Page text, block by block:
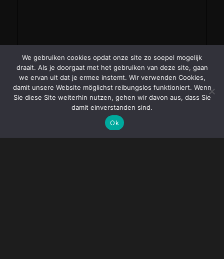
We gebruiken cookies opdat onze site zo soepel mogelijk
draait. Als je doorgaat met het gebruiken van deze site, gaan
we ervan uit dat je ermee instemt. Wir verwenden Cookies,
damit unsere Website möglichst reibungslos funktioniert. Wenn
Sie diese Site weiterhin nutzen, gehen wir davon aus, dass Sie
damit einverstanden sind.
Ok